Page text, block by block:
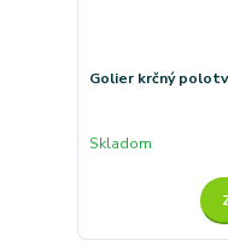
Golier krčný
Skladom